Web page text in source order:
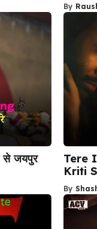
By
जयपुर
Tere
Kriti
By